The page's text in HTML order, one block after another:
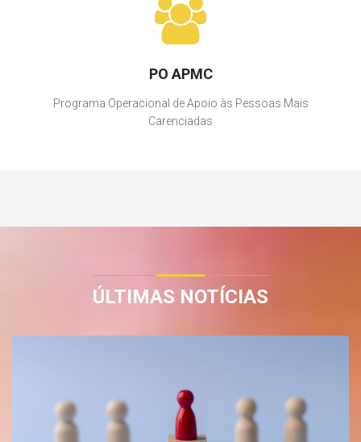
PO APMC
Programa Operacional de Apoio às Pessoas Mais
Carenciadas
ÚLTIMAS NOTÍCIAS